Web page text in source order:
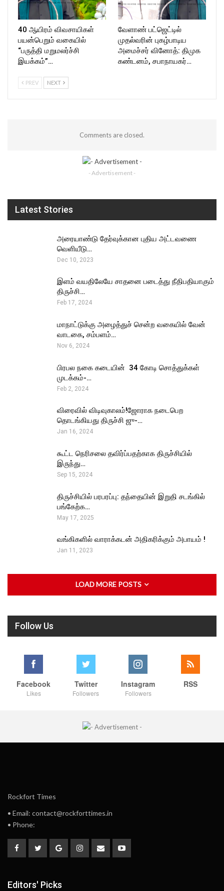
40 ஆயிரம் விவசாயிகள்
பயன்பெறும் வகையில்
“பருத்தி மறுமலர்ச்சி
இயக்கம்”…
வேளாண் பட்ஜெட்டில்
முதல்வரின் புகழ்பாடிய
அமைச்சர் வினோத்: திமுக
கண்டனம், சபாநாயகர்…
PREV NEXT
Comments are closed.
- Advertisement -
Latest Stories
அரையாண்டு தேர்வுக்கான புதிய அட்டவணை
வெளியீடு…
Dec 10, 2023
இளம் வயதிலேயே சாதனை படைத்து நீதிபதியாகும்
திருச்சி…
Feb 17, 2024
மாநாட்டுக்கு அழைத்துச் சென்ற வகையில் வேன்
வாடகை, சம்பளம்…
Nov 6, 2024
பிரபல நகை கடையின் ₹ 34 கோடி சொத்துக்கள்
முடக்கம்-…
Feb 2, 2024
விரைவில் விடிவுகாலம்!ஜோராக நடைபெற
தொடங்கியது திருச்சி ஜு-…
Jan 16, 2024
கூட்ட நெரிசலை தவிர்ப்பதற்காக திருச்சியில்
இருந்து…
Sep 15, 2024
திருச்சியில் பரபரப்பு: தந்தையின் இறுதி சடங்கில்
பங்கேற்க…
May 17, 2025
வங்கிகளில் வாராக்கடன் அதிகரிக்கும் அபாயம் !
Jan 11, 2023
LOAD MORE POSTS
Follow Us
Facebook
Likes
Twitter
Followers
Instagram
Followers
RSS
Rockfort Times
• Email: contact@rockforttimes.in
• Phone:
Editors' Picks